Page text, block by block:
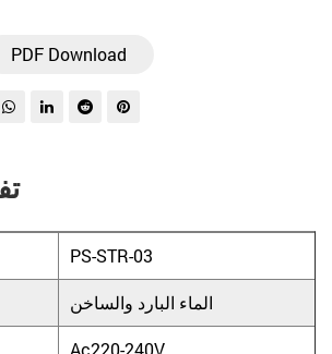
PDF Download
PS-STR-03
الماء البارد والساخن
Ac220-240V